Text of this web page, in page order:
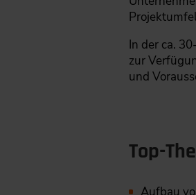
In der ca.
zur
und
Top-